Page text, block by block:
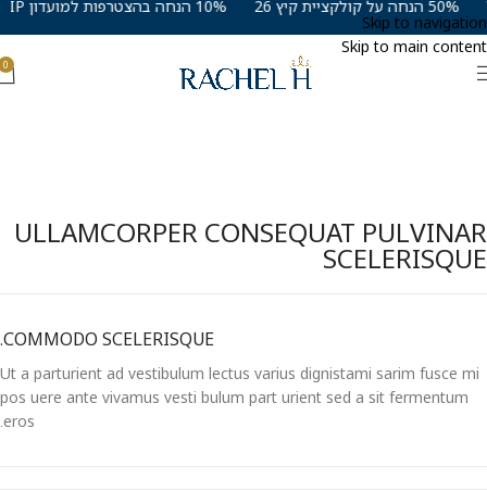
Skip to navigation
Skip to main content
0
ULLAMCORPER CONSEQUAT PULVINAR
SCELERISQUE
COMMODO SCELERISQUE.
Ut a parturient ad vestibulum lectus varius dignistami sarim fusce mi
pos uere ante vivamus vesti bulum part urient sed a sit fermentum
eros.
10% הנחה בהצטרפות למועדון VIP 50% הנחה על קולקציית קיץ 26